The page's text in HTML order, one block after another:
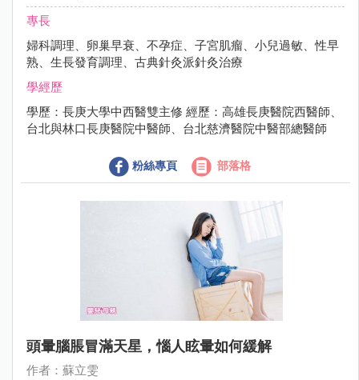
專長
婦科調理、卵巢早衰、不孕症、子宮肌瘤、小兒過敏、性早
熟、生長發育調理、古典針灸派針灸治療
學經歷
學歷：長庚大學中西醫雙主修 經歷：高雄長庚醫院西醫師、
台北與林口長庚醫院中醫師、台北慈濟醫院中醫部總醫師
粉絲專頁 部落格
頭暈腦脹冒滿天星，惱人眩暈如何緩解
作者：蘇立雯